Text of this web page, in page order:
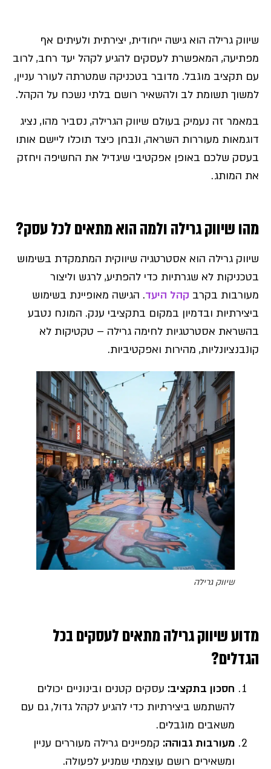
שיווק גרילה הוא גישה ייחודית, יצירתית ולעיתים אף
מפתיעה, המאפשרת לעסקים להגיע לקהל יעד רחב, לרוב
עם תקציב מוגבל. מדובר בטכניקה שמטרתה לעורר עניין,
למשוך תשומת לב ולהשאיר רושם בלתי נשכח על הקהל.
במאמר זה נעמיק בעולם שיווק הגרילה, נסביר מהו, נציג
דוגמאות מעוררות השראה, ונבחן כיצד תוכלו ליישם אותו
בעסק שלכם באופן אפקטיבי שיגדיל את החשיפה ויחזק
את המותג.
מהו שיווק גרילה ולמה הוא מתאים לכל עסק?
שיווק גרילה הוא אסטרטגיה שיווקית המתמקדת בשימוש
בטכניקות לא שגרתיות כדי להפתיע, לרגש וליצור
מעורבות בקרב קהל היעד. הגישה מאופיינת בשימוש
ביצירתיות ובדמיון במקום בתקציבי ענק. המונח נטבע
בהשראת אסטרטגיות לחימה גרילה – טקטיקות לא
קונבנציונליות, מהירות ואפקטיביות.
שיווק גרילה
מדוע שיווק גרילה מתאים לעסקים בכל
הגדלים?
חסכון בתקציב: עסקים קטנים ובינוניים יכולים
להשתמש ביצירתיות כדי להגיע לקהל גדול, גם עם
משאבים מוגבלים.
מעורבות גבוהה: קמפיינים גרילה מעוררים עניין
ומשאירים רושם עוצמתי שמניע לפעולה.